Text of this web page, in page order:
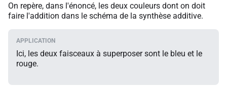
On repère, dans l'énoncé, les deux couleurs dont on doit
faire l'addition dans le schéma de la synthèse additive.
Ici, les deux faisceaux à superposer sont le bleu et le
rouge.